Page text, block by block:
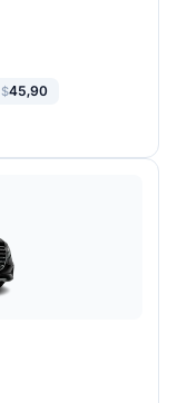
$45,90